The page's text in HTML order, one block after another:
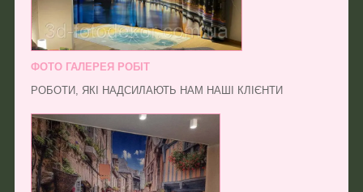
ФОТО ГАЛЕРЕЯ РОБІТ
РОБОТИ, ЯКІ НАДСИЛАЮТЬ НАМ НАШІ КЛІЄНТИ